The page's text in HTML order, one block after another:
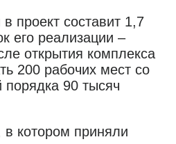
проект составит 1,7
его реализации –
открытия комплекса
200 рабочих мест со
порядка 90 тысяч
котором приняли